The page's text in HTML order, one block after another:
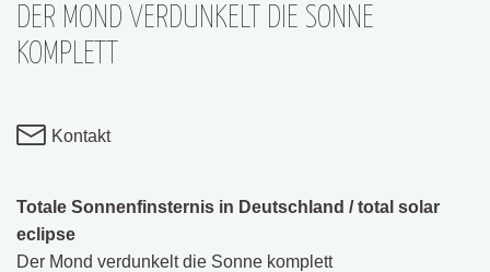
DER MOND VERDUNKELT DIE SONNE
KOMPLETT
Kontakt
Totale Sonnenfinsternis in Deutschland / total solar
eclipse
Der Mond verdunkelt die Sonne komplett